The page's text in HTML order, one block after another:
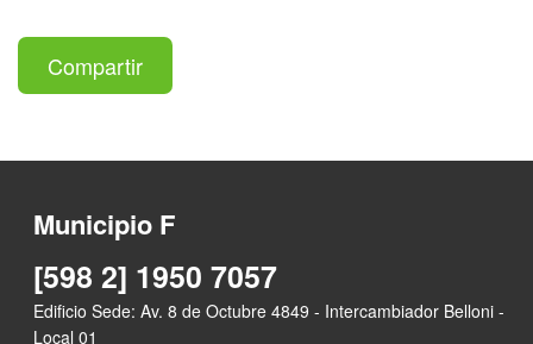
Compartir
Municipio F
[598 2] 1950 7057
Edificio Sede: Av. 8 de Octubre 4849 - Intercambiador Belloni -
Local 01